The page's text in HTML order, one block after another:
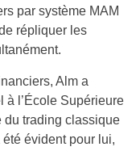
par système MAM
répliquer les
Alm a
à l’École Supérieure
du trading classique
évident pour lui,